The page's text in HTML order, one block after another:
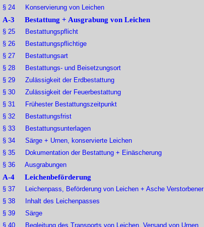
§ 24 Konservierung von Leichen
A-3 Bestattung + Ausgrabung von Leichen
§ 25 Bestattungspflicht
§ 26 Bestattungspflichtige
§ 27 Bestattungsart
§ 28 Bestattungs- und Beisetzungsort
§ 29 Zulässigkeit der Erdbestattung
§ 30 Zulässigkeit der Feuerbestattung
§ 31 Frühester Bestattungszeitpunkt
§ 32 Bestattungsfrist
§ 33 Bestattungsunterlagen
§ 34 Särge + Urnen, konservierte Leichen
§ 35 Dokumentation der Bestattung + Einäscherung
§ 36 Ausgrabungen
A-4 Leichenbeförderung
§ 37 Leichenpass, Beförderung von Leichen + Asche Verstorbener
§ 38 Inhalt des Leichenpasses
§ 39 Särge
§ 40 Begleitung des Transports von Leichen, Versand von Urnen